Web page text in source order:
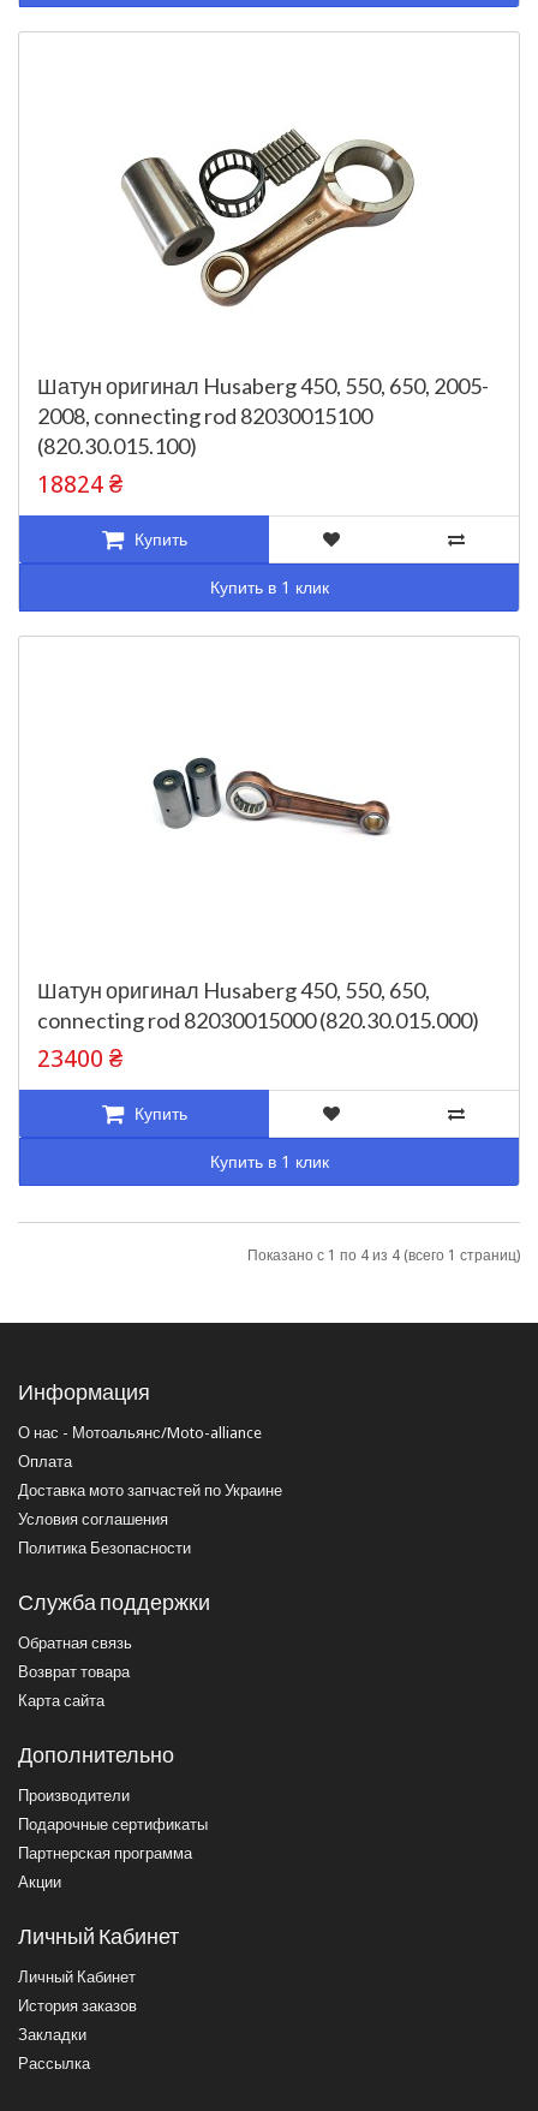
Шатун оригинал Husaberg 450, 550, 650, 2005-
2008, connecting rod 82030015100
(820.30.015.100)
18824 ₴
Купить
Купить в 1 клик
Шатун оригинал Husaberg 450, 550, 650,
connecting rod 82030015000 (820.30.015.000)
23400 ₴
Купить
Купить в 1 клик
Показано с 1 по 4 из 4 (всего 1 страниц)
Информация
О нас - Мотоальянс/Moto-alliance
Оплата
Доставка мото запчастей по Украине
Условия соглашения
Политика Безопасности
Служба поддержки
Обратная связь
Возврат товара
Карта сайта
Дополнительно
Производители
Подарочные сертификаты
Партнерская программа
Акции
Личный Кабинет
Личный Кабинет
История заказов
Закладки
Рассылка